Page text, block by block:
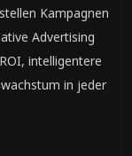
Kampagnen
Advertising
intelligentere
in jeder